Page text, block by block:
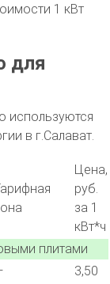
1 кВт
для
используются
в г.Салават.
Цена,
руб.
за 1
кВт*ч
плитами
3,50